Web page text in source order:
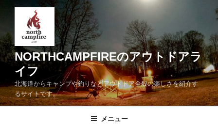
ン
ツ
へ
キ
ッ
NORTHCAMPFIREのアウトドアラ
イフ
北海道からキャンプや釣りなどアウトドア全般の楽しさを紹介す
るサイトです。
メニュー